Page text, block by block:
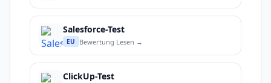
Salesforce-Test
EU Bewertung Lesen →
ClickUp-Test